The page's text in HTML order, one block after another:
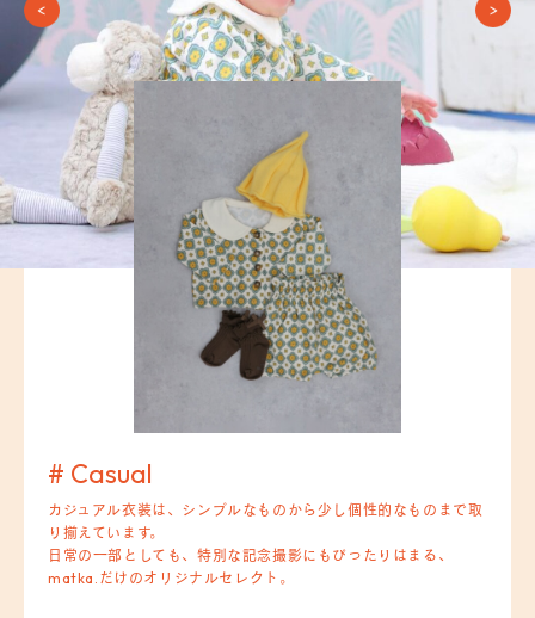
# Casual
カジュアル衣装は、シンプルなものから少し個性的なものまで取
り揃えています。
日常の一部としても、特別な記念撮影にもぴったりはまる、
matka.だけのオリジナルセレクト。